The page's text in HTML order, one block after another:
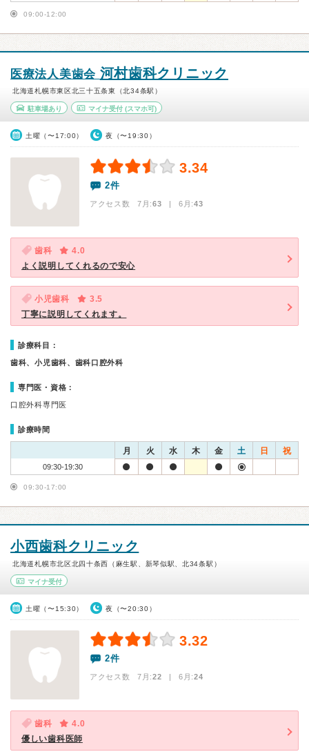
09:00-12:00
医療法人美歯会 河村歯科クリニック
北海道札幌市東区北三十五条東（北34条駅）
駐車場あり マイナ受付(スマホ可)
土曜（〜17:00） 夜（〜19:30）
3.34
2件
アクセス数 7月:63 | 6月:43
歯科
4.0
よく説明してくれるので安心
小児歯科
3.5
丁寧に説明してくれます。
診療科目：
歯科、小児歯科、歯科口腔外科
専門医・資格：
口腔外科専門医
診療時間
月 火 水 木 金 土 日 祝
09:30-19:30
09:30-17:00
小西歯科クリニック
北海道札幌市北区北四十条西（麻生駅、新琴似駅、北34条駅）
マイナ受付
土曜（〜15:30） 夜（〜20:30）
3.32
2件
アクセス数 7月:22 | 6月:24
歯科
4.0
優しい歯科医師